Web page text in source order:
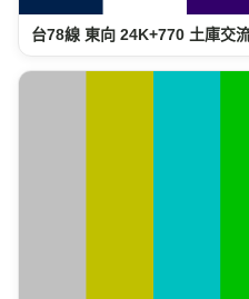
台78線 東向 24K+770 土庫交